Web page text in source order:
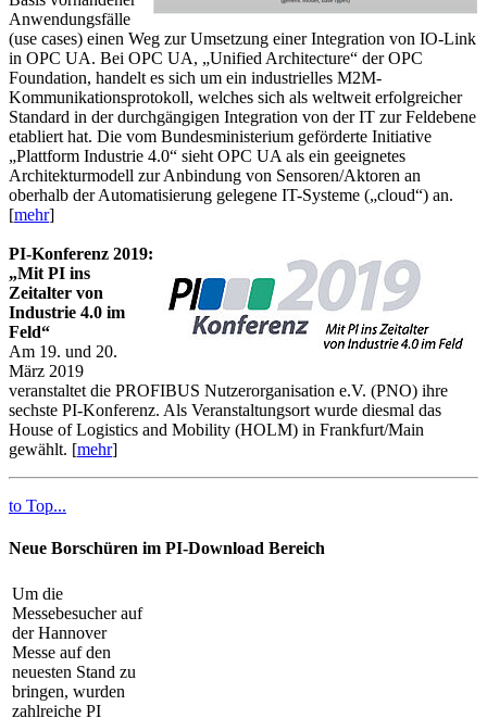
Anwendungsfälle
(use cases) einen Weg zur Umsetzung einer Integration von IO-Link
in OPC UA. Bei OPC UA, „Unified Architecture“ der OPC
Foundation, handelt es sich um ein industrielles M2M-
Kommunikationsprotokoll, welches sich als weltweit erfolgreicher
Standard in der durchgängigen Integration von der IT zur Feldebene
etabliert hat. Die vom Bundesministerium geförderte Initiative
„Plattform Industrie 4.0“ sieht OPC UA als ein geeignetes
Architekturmodell zur Anbindung von Sensoren/Aktoren an
oberhalb der Automatisierung gelegene IT-Systeme („cloud“) an.
[mehr]
PI-Konferenz 2019:
„Mit PI ins
Zeitalter von
Industrie 4.0 im
Feld“
Am 19. und 20.
März 2019
veranstaltet die PROFIBUS Nutzerorganisation e.V. (PNO) ihre
sechste PI-Konferenz. Als Veranstaltungsort wurde diesmal das
House of Logistics and Mobility (HOLM) in Frankfurt/Main
gewählt. [mehr]
to Top...
Neue Borschüren im PI-Download Bereich
Um die
Messebesucher auf
der Hannover
Messe auf den
neuesten Stand zu
bringen, wurden
zahlreiche PI